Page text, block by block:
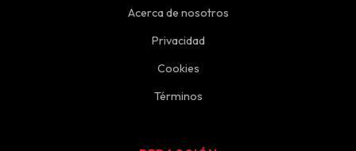
Acerca de nosotros
Privacidad
Cookies
Términos